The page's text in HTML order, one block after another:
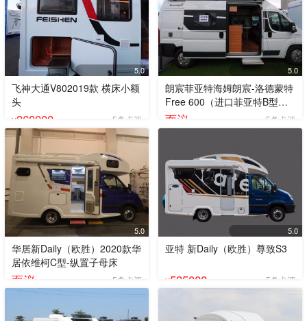
5.0
飞神大通V802019款 横床小额
头
¥368000 5条点评
5.0
朗宸菲亚特海姆朗宸-洛德蒙特
Free 600（进口菲亚特B型）
升顶房车
面议 5条点评
5.0
华居新Daily（欧胜）2020款华
居依维柯C型-纵置子母床
面议 5条点评
5.0
亚特 新Daily（欧胜）尊致S3
¥535000 5条点评